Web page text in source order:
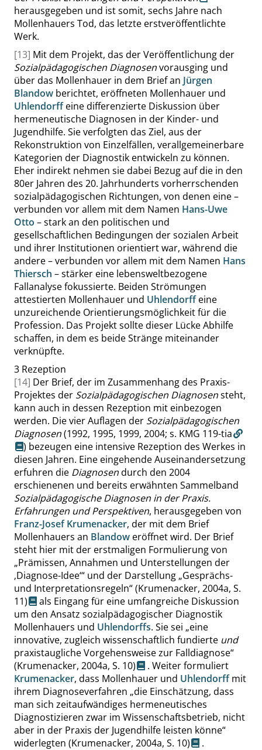
herausgegeben und ist somit, sechs Jahre nach
Mollenhauers Tod, das letzte erstveröffentlichte
Werk.
[13] Mit dem Projekt, das der Veröffentlichung der
Sozialpädagogischen Diagnosenvorausging und
über das Mollenhauer in dem Brief an Jürgen
Blandow berichtet, eröffneten Mollenhauer und
Uhlendorffeine differenzierte Diskussion über
hermeneutische Diagnosen in der Kinder- und
Jugendhilfe. Sie verfolgten das Ziel, aus der
Rekonstruktion von Einzelfällen, verallgemeinerbare
Kategorien der Diagnostik entwickeln zu können.
Eher indirekt nehmen sie dabei Bezug auf die in den
80er Jahren des 20. Jahrhunderts vorherrschenden
sozialpädagogischen Richtungen, von denen eine –
verbunden vor allem mit dem Namen Hans-Uwe
Otto – stark an den politischen und
gesellschaftlichen Bedingungen der sozialen Arbeit
und ihrer Institutionen orientiert war, während die
andere – verbunden vor allem mit dem Namen Hans
Thiersch – stärker eine lebensweltbezogene
Fallanalyse fokussierte. Beiden Strömungen
attestierten Mollenhauer und Uhlendorffeine
unzureichende Orientierungsmöglichkeit für die
Profession. Das Projekt sollte dieser Lücke Abhilfe
schaffen, in dem es beide Stränge miteinander
verknüpfte.
3 Rezeption
[14] Der Brief, der im Zusammenhang des Praxis-
Projektes der Sozialpädagogischen Diagnosensteht,
kann auch in dessen Rezeption mit einbezogen
werden. Die vier Auflagen der Sozialpädagogischen
Diagnosen(1992, 1995, 1999, 2004; s. KMG 119-tia
) bezeugen eine intensive Rezeption des Werkes in
diesen Jahren. Eine eingehende Auseinandersetzung
erfuhren die Diagnosendurch den 2004
erschienenen und bereits erwähnten Sammelband
Sozialpädagogische Diagnosen in der Praxis.
Erfahrungen und Perspektiven, herausgegeben von
Franz-Josef Krumenacker, der mit dem Brief
Mollenhauers an Blandow eröffnet wird. Der Brief
steht hier mit der erstmaligen Formulierung von
„Prämissen, Annahmen und Unterstellungen der
‚Diagnose-Idee‘“ und der Darstellung „Gesprächs-
und Interpretationsregeln“(Krumenacker, 2004a, S.
11)
als Eingang für eine umfangreiche Diskussion
um den Ansatz sozialpädagogischer Diagnostik
Mollenhauers und Uhlendorffs. Sie sei „eine
innovative, zugleich wissenschaftlich fundierte und
praxistaugliche Vorgehensweise zur Falldiagnose“
(Krumenacker, 2004a, S. 10)
. Weiter formuliert
Krumenacker, dass Mollenhauer und Uhlendorffmit
ihrem Diagnoseverfahren „die Einschätzung, dass
man sich zeitaufwändiges hermeneutisches
Diagnostizieren zwar im Wissenschaftsbetrieb, nicht
aber in der Praxis der Jugendhilfe leisten könne“
widerlegten (Krumenacker, 2004a, S. 10)
.